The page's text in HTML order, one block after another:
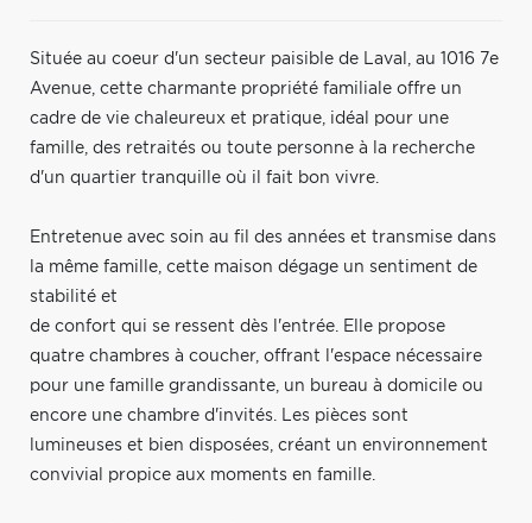
Située au coeur d'un secteur paisible de Laval, au 1016 7e
Avenue, cette charmante propriété familiale offre un
cadre de vie chaleureux et pratique, idéal pour une
famille, des retraités ou toute personne à la recherche
d'un quartier tranquille où il fait bon vivre.
Entretenue avec soin au fil des années et transmise dans
la même famille, cette maison dégage un sentiment de
stabilité et
de confort qui se ressent dès l'entrée. Elle propose
quatre chambres à coucher, offrant l'espace nécessaire
pour une famille grandissante, un bureau à domicile ou
encore une chambre d'invités. Les pièces sont
lumineuses et bien disposées, créant un environnement
convivial propice aux moments en famille.